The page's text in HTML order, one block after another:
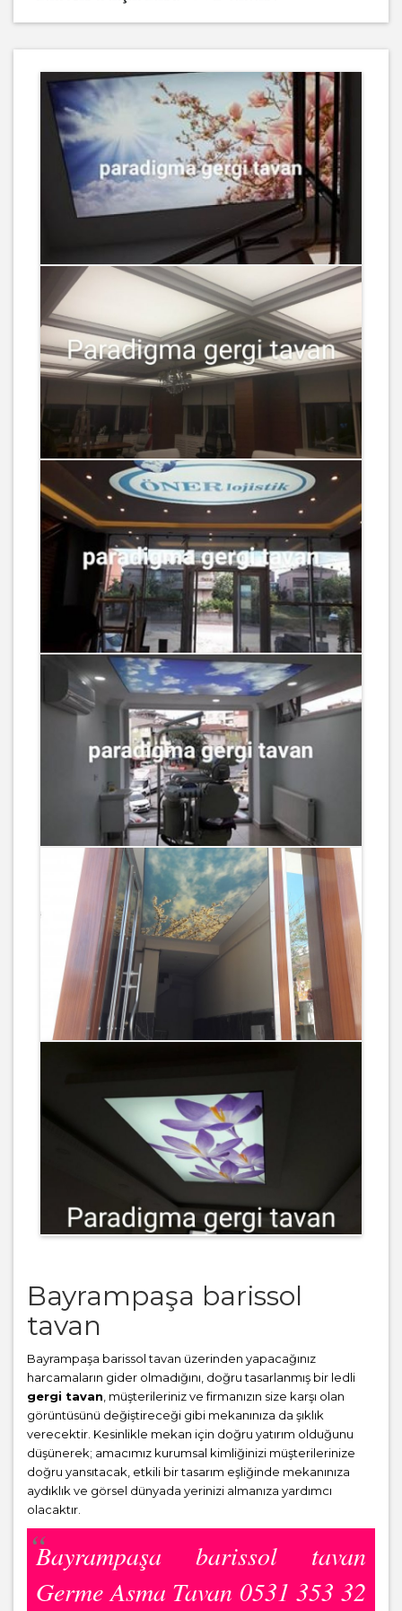
Bayrampaşa barissol
tavan
Bayrampaşa barissol tavan üzerinden yapacağınız
harcamaların gider olmadığını, doğru tasarlanmış bir ledli
gergi tavan , müşterileriniz ve firmanızın size karşı olan
görüntüsünü değiştireceği gibi mekanınıza da şıklık
verecektir. Kesinlikle mekan için doğru yatırım olduğunu
düşünerek; amacımız kurumsal kimliğinizi müşterilerinize
doğru yansıtacak, etkili bir tasarım eşliğinde mekanınıza
aydıklık ve görsel dünyada yerinizi almanıza yardımcı
olacaktır.
Bayrampaşa barissol tavan
Germe Asma Tavan 0531 353 32